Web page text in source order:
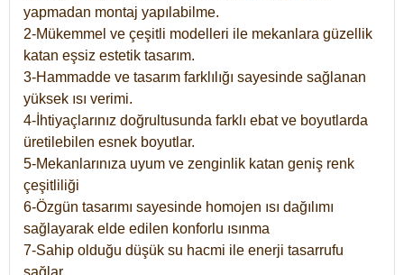
yapmadan montaj yapılabilme.
2-Mükemmel ve çeşitli modelleri ile mekanlara güzellik
katan eşsiz estetik tasarım.
3-Hammadde ve tasarım farklılığı sayesinde sağlanan
yüksek ısı verimi.
4-İhtiyaçlarınız doğrultusunda farklı ebat ve boyutlarda
üretilebilen esnek boyutlar.
5-Mekanlarınıza uyum ve zenginlik katan geniş renk
çeşitliliği
6-Özgün tasarımı sayesinde homojen ısı dağılımı
sağlayarak elde edilen konforlu ısınma
7-Sahip olduğu düşük su hacmi ile enerji tasarrufu
sağlar.